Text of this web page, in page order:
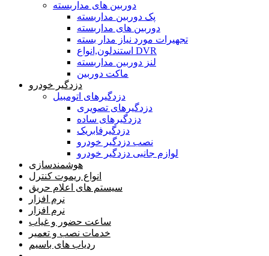
دوربین های مداربسته
پک دوربین مداربسته
دوربین های مداربسته
تجهیرات مورد نیاز مدار بسته
استندلون,انواع DVR
لنز دوربین مداربسته
ماکت دوربین
دزدگیر خودرو
دزدگیرهای اتومبیل
دزدگیرهای تصویری
دزدگیرهای ساده
دزدگیرفابریک
نصب دزدگیر خودرو
لوازم جانبی دزدگیر خودرو
هوشمندسازی
انواع ریموت کنترل
سیستم های اعلام حریق
نرم افزار
نرم افزار
ساعت حضور و غیاب
خدمات نصب و تعمیر
ردیاب های باسیم